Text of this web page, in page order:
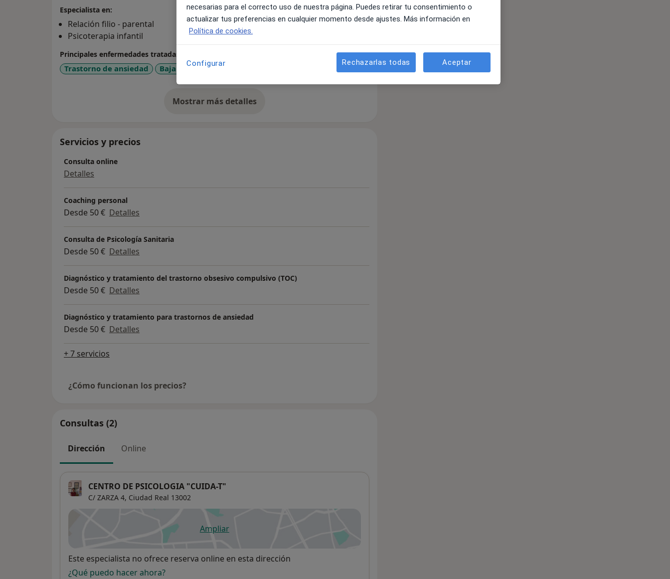
Especialista en:
Relación filio - parental
Psicoterapia infantil
Principales enfermedades tratadas
Trastorno de ansiedad Baja autoestima a11y_sr_more_diseases
Mostrar más detalles
sobre la experiencia
Servicios y precios
Consulta online
Detalles
Coaching personal
Desde 50 € Detalles
Consulta de Psicología Sanitaria
Desde 50 € Detalles
Diagnóstico y tratamiento del trastorno obsesivo compulsivo (TOC)
Desde 50 € Detalles
Diagnóstico y tratamiento para trastornos de ansiedad
Desde 50 € Detalles
+ 7 servicios
¿Cómo funcionan los precios?
Consultas (2)
Dirección Online
CENTRO DE PSICOLOGIA "CUIDA-T"
C/ ZARZA 4, Ciudad Real 13002
Ampliarse abre en una nueva pestaña
Disponibilidad
Este especialista no ofrece reserva online en esta dirección
¿Qué puedo hacer ahora?
necesarias para el correcto uso de nuestra página. Puedes retirar tu consentimiento o
actualizar tus preferencias en cualquier momento desde ajustes. Más información en
Política de cookies.
Configurar Rechazarlas todas Aceptar